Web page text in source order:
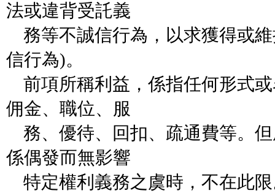
法或違背受託義
務等不誠信行為，以求獲得或
信行為)。
前項所稱利益，係指任何形式
佣金、職位、服
務、優待、回扣、疏通費等。
係偶發而無影響
特定權利義務之虞時，不在此